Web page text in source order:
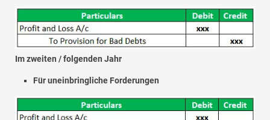
Im zweiten / folgenden Jahr
Für uneinbringliche Forderungen